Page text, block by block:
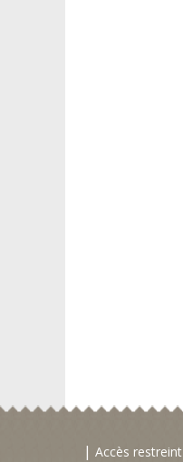
Accès restreint